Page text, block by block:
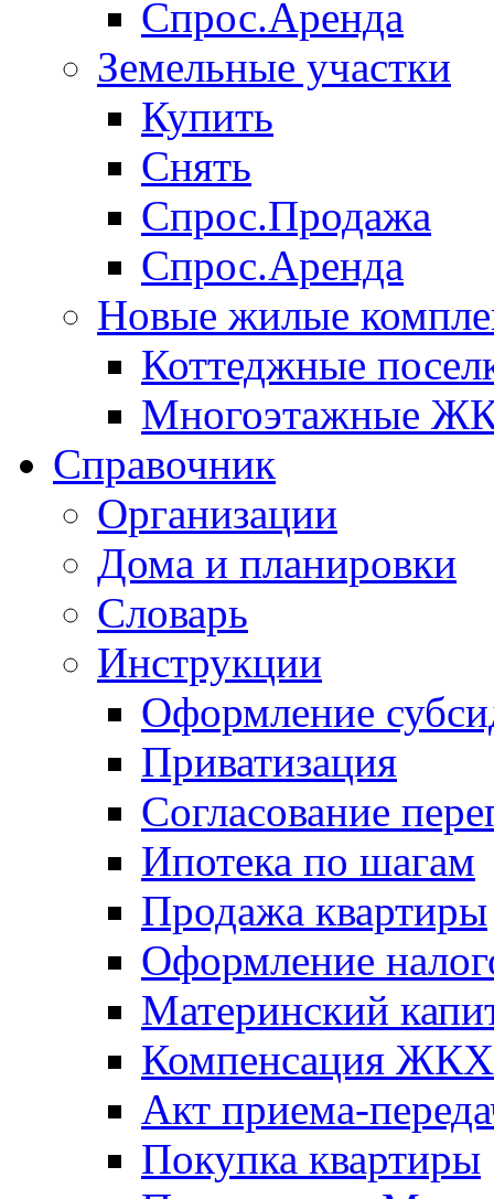
Спрос.Аренда
Земельные участки
Купить
Снять
Спрос.Продажа
Спрос.Аренда
Новые жилые
Коттеджные
Многоэтажные
Справочник
Организации
Дома и планировки
Словарь
Инструкции
Оформление
Приватизация
Согласование
Ипотека по шагам
Продажа квартиры
Оформление
Материнский
Компенсация ЖКХ
Акт приема-
Покупка квартиры